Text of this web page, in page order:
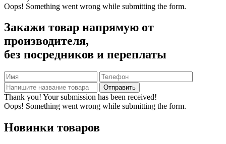
Oops! Something went wrong while submitting the form.
Закажи товар напрямую от
производителя,
без посредников и переплаты
Thank you! Your submission has been received!
Oops! Something went wrong while submitting the form.
Новинки товаров